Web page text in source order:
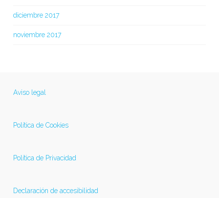
diciembre 2017
noviembre 2017
Aviso legal
Política de Cookies
Política de Privacidad
Declaración de accesibilidad